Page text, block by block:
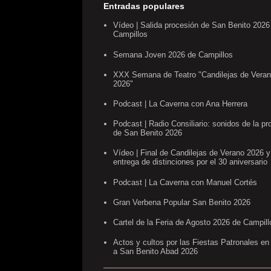
Entradas populares
Vídeo | Salida procesión de San Benito
Campillos
Semana Joven 2026 de Campillos
XXX Semana de Teatro "Candilejas de
2026"
Podcast | La Caverna con Ana Herrera
Podcast | Radio Consiliario: sonidos de la
de San Benito 2026
Vídeo | Final de Candilejas de Verano 2026 y
entrega de distinciones por el 30 aniversario
Podcast | La Caverna con Manuel Cortés
Gran Verbena Popular San Benito 2026
Cartel de la Feria de Agosto 2026 de
Actos y cultos por las Fiestas Patronales en
a San Benito Abad 2026